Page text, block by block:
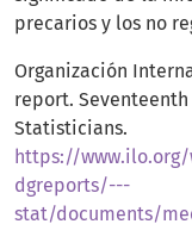
precarios y los no
Organización
report.
Statisticians.
https://
dgreports/---
stat/documents/